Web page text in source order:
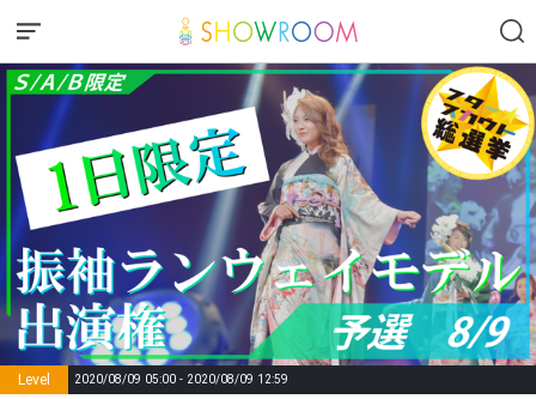
Level 2020/08/09 05:00 - 2020/08/09 12:59